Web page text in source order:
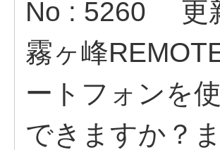
No : 5260
更
霧ヶ峰
ートフォンを
できますか？